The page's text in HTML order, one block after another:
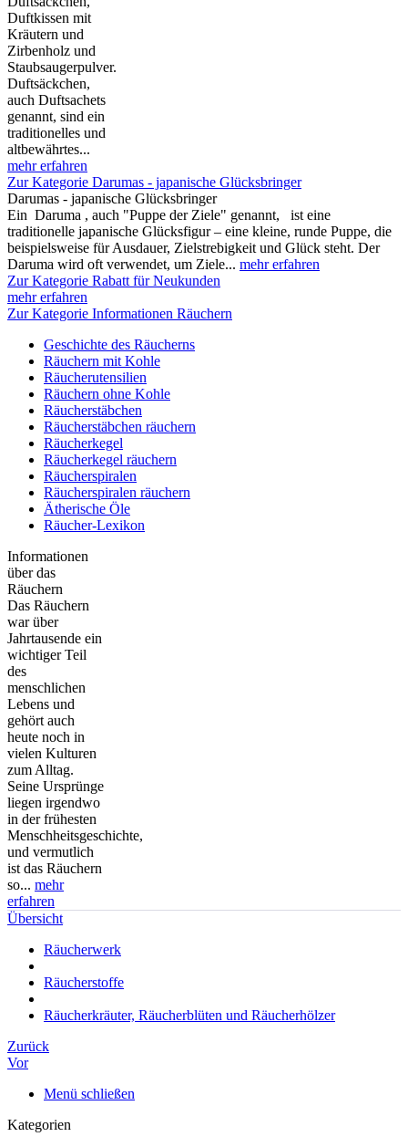
Duftkissen mit
Kräutern und
Zirbenholz und
Staubsaugerpulver.
Duftsäckchen,
auch Duftsachets
genannt, sind ein
traditionelles und
altbewährtes...
mehr erfahren
Zur Kategorie Darumas - japanische Glücksbringer
Darumas - japanische Glücksbringer
Ein Daruma , auch "Puppe der Ziele" genannt, ist eine
traditionelle japanische Glücksfigur – eine kleine, runde Puppe, die
beispielsweise für Ausdauer, Zielstrebigkeit und Glück steht. Der
Daruma wird oft verwendet, um Ziele... mehr erfahren
Zur Kategorie Rabatt für Neukunden
mehr erfahren
Zur Kategorie Informationen Räuchern
Geschichte des Räucherns
Räuchern mit Kohle
Räucherutensilien
Räuchern ohne Kohle
Räucherstäbchen
Räucherstäbchen räuchern
Räucherkegel
Räucherkegel räuchern
Räucherspiralen
Räucherspiralen räuchern
Ätherische Öle
Räucher-Lexikon
Informationen
über das
Räuchern
Das Räuchern
war über
Jahrtausende ein
wichtiger Teil
des
menschlichen
Lebens und
gehört auch
heute noch in
vielen Kulturen
zum Alltag.
Seine Ursprünge
liegen irgendwo
in der frühesten
Menschheitsgeschichte,
und vermutlich
ist das Räuchern
so... mehr
erfahren
Übersicht
Räucherwerk
Räucherstoffe
Räucherkräuter, Räucherblüten und Räucherhölzer
Zurück
Vor
Menü schließen
Kategorien